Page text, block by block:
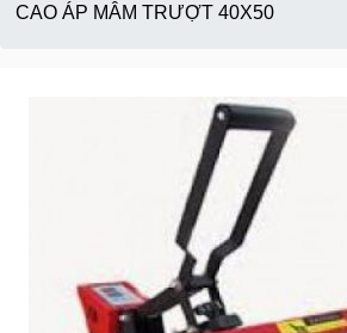
CAO ÁP MÂM TRƯỢT 40X50